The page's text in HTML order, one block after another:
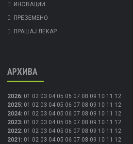
ИНОВАЦИИ
ПРЕЗЕМЕНО
ПРАШАЈ ЛЕКАР
АРХИВА
2026: 01 02 03 04 05 06 07 08 09 10 11 12
2025: 01 02 03 04 05 06 07 08 09 10 11 12
2024: 01 02 03 04 05 06 07 08 09 10 11 12
2023: 01 02 03 04 05 06 07 08 09 10 11 12
2022: 01 02 03 04 05 06 07 08 09 10 11 12
2021 : 01 02 03 04 05 06 07 08 09 10 11 12